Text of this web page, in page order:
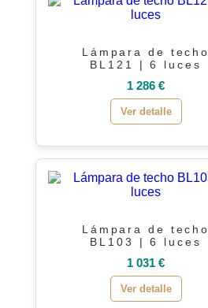
Lámpara de techo
BL121 | 6 luces
1 286 €
Ver detalle
Lámpara de techo
BL103 | 6 luces
1 031 €
Ver detalle